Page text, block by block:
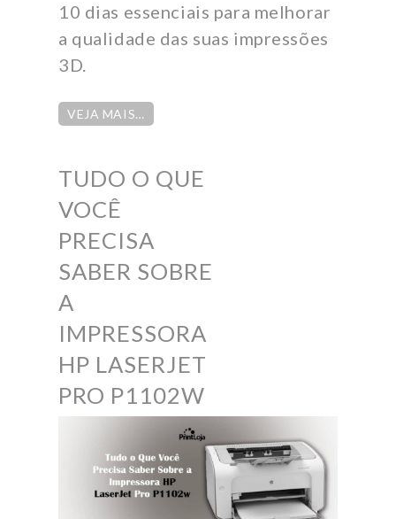
10 dias essenciais para melhorar
a qualidade das suas impressões
3D.
VEJA MAIS…
TUDO O QUE
VOCÊ
PRECISA
SABER SOBRE
A
IMPRESSORA
HP LASERJET
PRO P1102W